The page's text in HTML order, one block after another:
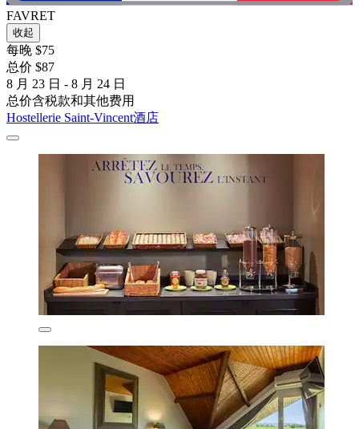
FAVRET
收起
每晚 $75
总价 $87
8 月 23 日 - 8 月 24 日
总价含税款和其他费用
Hostellerie Saint-Vincent酒店